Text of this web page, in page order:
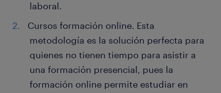
laboral.
Cursos formación online. Esta
metodología es la solución perfecta para
quienes no tienen tiempo para asistir a
una formación presencial, pues la
formación online permite estudiar en